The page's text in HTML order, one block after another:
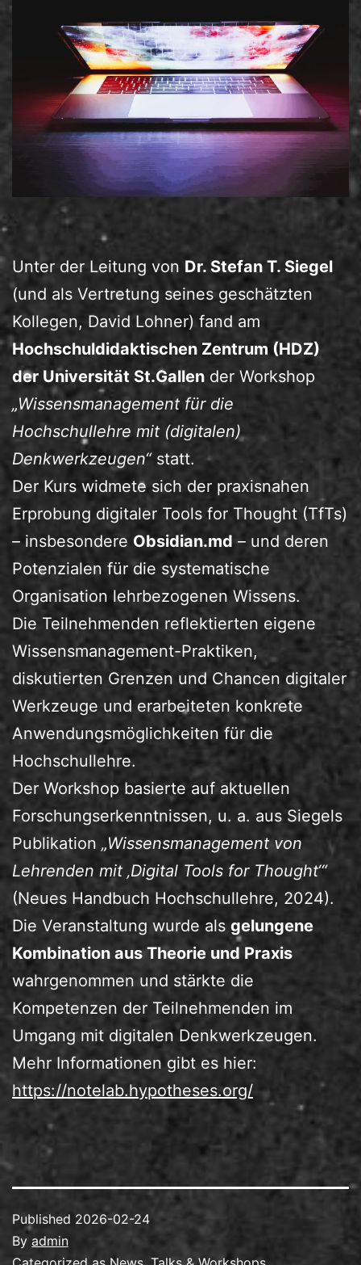
Unter der Leitung von Dr. Stefan T. Siegel
(und als Vertretung seines geschätzten
Kollegen, David Lohner) fand am
Hochschuldidaktischen Zentrum (HDZ)
der Universität St.Gallen der Workshop
„Wissensmanagement für die
Hochschullehre mit (digitalen)
Denkwerkzeugen“statt.
Der Kurs widmete sich der praxisnahen
Erprobung digitaler Tools for Thought (TfTs)
– insbesondere Obsidian.md – und deren
Potenzialen für die systematische
Organisation lehrbezogenen Wissens.
Die Teilnehmenden reflektierten eigene
Wissensmanagement-Praktiken,
diskutierten Grenzen und Chancen digitaler
Werkzeuge und erarbeiteten konkrete
Anwendungsmöglichkeiten für die
Hochschullehre.
Der Workshop basierte auf aktuellen
Forschungserkenntnissen, u. a. aus Siegels
Publikation „Wissensmanagement von
Lehrenden mit ‚Digital Tools for Thought‘“
(Neues Handbuch Hochschullehre, 2024).
Die Veranstaltung wurde als gelungene
Kombination aus Theorie und Praxis
wahrgenommen und stärkte die
Kompetenzen der Teilnehmenden im
Umgang mit digitalen Denkwerkzeugen.
Mehr Informationen gibt es hier:
https://notelab.hypotheses.org/
Published 2026-02-24
By admin